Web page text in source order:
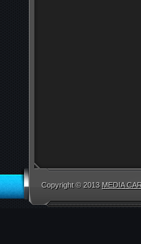
Copyright © 2013 MEDIA